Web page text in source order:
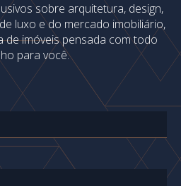
sobre arquitetura, design,
luxo e do mercado imobiliário,
de imóveis pensada com todo
para você.